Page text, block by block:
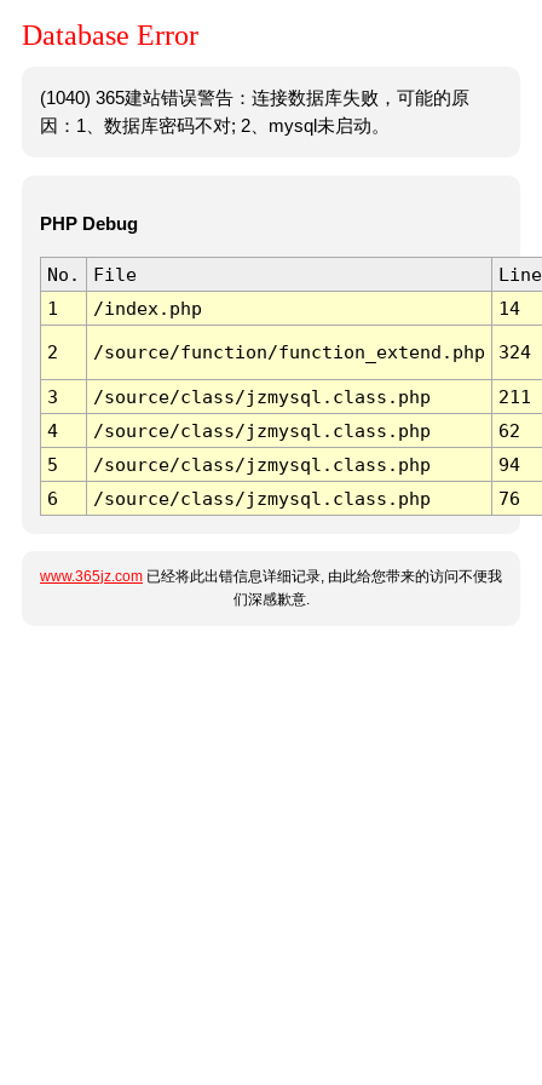
Database Error
(1040) 365建站错误警告：连接数据库失败，可能的原
因：1、数据库密码不对; 2、mysql未启动。
PHP Debug
No. File
Line
1
/index.php 14
2 /source/function/function_extend.php 324
3 /source/class/jzmysql.class.php
211
4
/source/class/jzmysql.class.php
62
5
/source/class/jzmysql.class.php
94
6
/source/class/jzmysql.class.php 76
www.365jz.com 已经将此出错信息详细记录, 由此给您带来的访问不便我
们深感歉意.